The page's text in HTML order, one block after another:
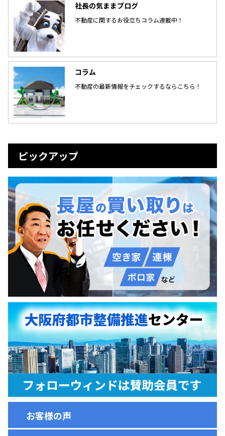
社長の気ままブログ
不動産に関するお役立ちコラム連載中！
コラム
不動産の最新情報をチェックするならこちら！
ピックアップ
お客様の声